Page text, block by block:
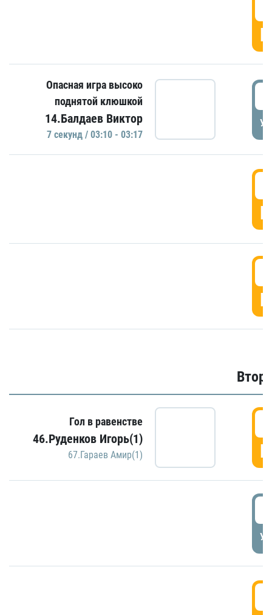
Опасная игра высоко
поднятой клюшкой
14.Балдаев Виктор
7 секунд / 03:10 - 03:17
Гол в равенстве
46.Руденков Игорь(1)
67.Гараев Амир(1)